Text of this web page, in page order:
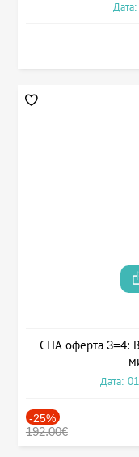
СПА оферта 3=4:
Дата:
-25%
192.00€